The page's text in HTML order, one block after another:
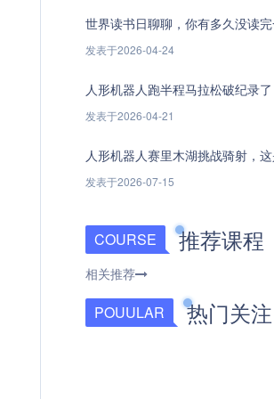
世界读书日聊聊，你有多久没读
发表于2026-04-24
人形机器人跑半程马拉松破纪录了
发表于2026-04-21
发表于2026-07-15
COURSE 推荐课程
相关推荐
POUULAR 热门关注